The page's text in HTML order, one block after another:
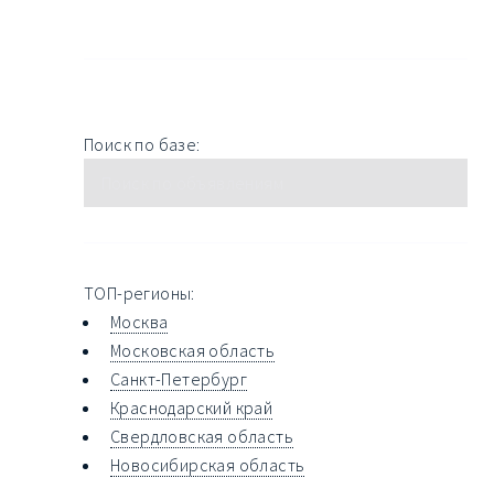
Поиск по базе:
ТОП-регионы:
Москва
Московская область
Санкт-Петербург
Краснодарский край
Свердловская область
Новосибирская область